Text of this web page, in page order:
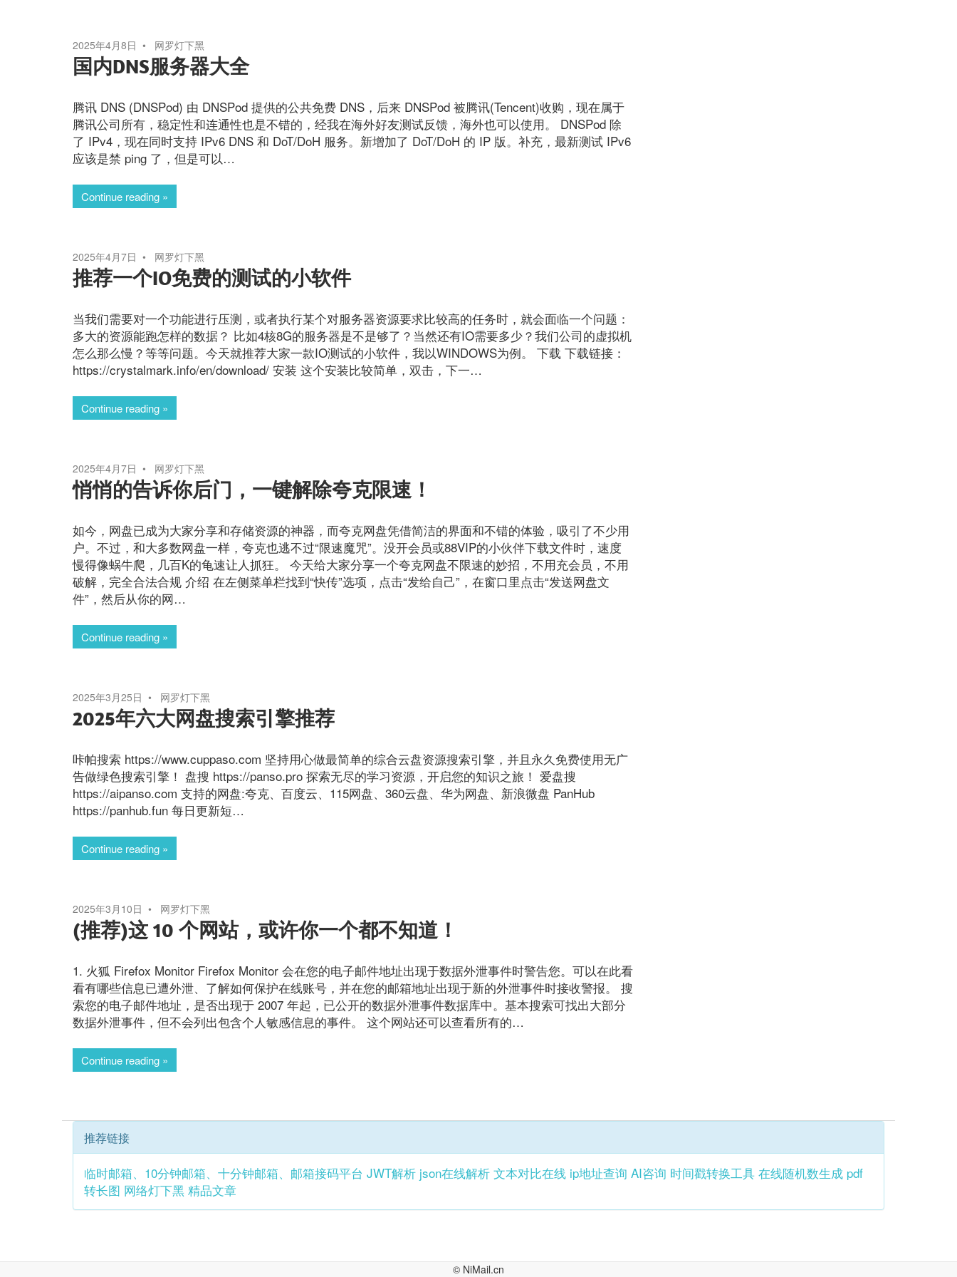
2025年4月8日 网罗灯下黑
国内DNS服务器大全
腾讯 DNS (DNSPod) 由 DNSPod 提供的公共免费 DNS，后来 DNSPod 被腾讯(Tencent)收购，现在属于
腾讯公司所有，稳定性和连通性也是不错的，经我在海外好友测试反馈，海外也可以使用。 DNSPod 除
了 IPv4，现在同时支持 IPv6 DNS 和 DoT/DoH 服务。新增加了 DoT/DoH 的 IP 版。补充，最新测试 IPv6
应该是禁 ping 了，但是可以…
Continue reading
2025年4月7日 网罗灯下黑
推荐一个IO免费的测试的小软件
当我们需要对一个功能进行压测，或者执行某个对服务器资源要求比较高的任务时，就会面临一个问题：
多大的资源能跑怎样的数据？ 比如4核8G的服务器是不是够了？当然还有IO需要多少？我们公司的虚拟机
怎么那么慢？等等问题。今天就推荐大家一款IO测试的小软件，我以WINDOWS为例。 下载 下载链接：
https://crystalmark.info/en/download/ 安装 这个安装比较简单，双击，下一…
Continue reading
2025年4月7日 网罗灯下黑
悄悄的告诉你后门，一键解除夸克限速！
如今，网盘已成为大家分享和存储资源的神器，而夸克网盘凭借简洁的界面和不错的体验，吸引了不少用
户。不过，和大多数网盘一样，夸克也逃不过“限速魔咒”。没开会员或88VIP的小伙伴下载文件时，速度
慢得像蜗牛爬，几百K的龟速让人抓狂。 今天给大家分享一个夸克网盘不限速的妙招，不用充会员，不用
破解，完全合法合规 介绍 在左侧菜单栏找到“快传”选项，点击“发给自己”，在窗口里点击“发送网盘文
件”，然后从你的网…
Continue reading
2025年3月25日 网罗灯下黑
2025年六大网盘搜索引擎推荐
咔帕搜索 https://www.cuppaso.com 坚持用心做最简单的综合云盘资源搜索引擎，并且永久免费使用无广
告做绿色搜索引擎！ 盘搜 https://panso.pro 探索无尽的学习资源，开启您的知识之旅！ 爱盘搜
https://aipanso.com 支持的网盘:夸克、百度云、115网盘、360云盘、华为网盘、新浪微盘 PanHub
https://panhub.fun 每日更新短…
Continue reading
2025年3月10日 网罗灯下黑
(推荐)这 10 个网站，或许你一个都不知道！
1. 火狐 Firefox Monitor Firefox Monitor 会在您的电子邮件地址出现于数据外泄事件时警告您。可以在此看
看有哪些信息已遭外泄、了解如何保护在线账号，并在您的邮箱地址出现于新的外泄事件时接收警报。 搜
索您的电子邮件地址，是否出现于 2007 年起，已公开的数据外泄事件数据库中。基本搜索可找出大部分
数据外泄事件，但不会列出包含个人敏感信息的事件。 这个网站还可以查看所有的…
Continue reading
推荐链接
临时邮箱、10分钟邮箱、十分钟邮箱、邮箱接码平台 JWT解析 json在线解析 文本对比在线 ip地址查询 AI咨询 时间戳转换工具 在线随机数生成 pdf
转长图 网络灯下黑 精品文章
© NiMail.cn